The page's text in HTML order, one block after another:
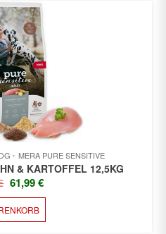
MERA PURE SENSITIVE
& KARTOFFEL 12,5KG
URSPRÜNGLICHER
PREIS
WAR:
64,99 €
61,99€